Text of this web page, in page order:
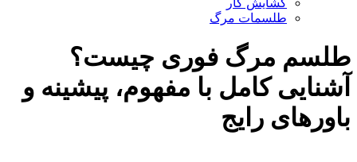
طلسمات مرگ
طلسم مرگ فوری چیست؟
آشنایی کامل با مفهوم، پیشینه و
باورهای رایج